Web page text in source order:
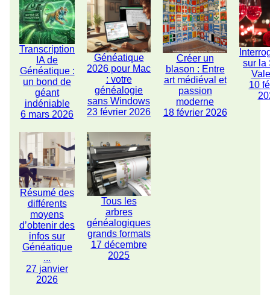
Transcription
IA de
Généatique :
un bond de
géant
indéniable
6 mars 2026
Généatique
2026 pour Mac
: votre
généalogie
sans Windows
23 février 2026
Créer un
blason : Entre
art médiéval et
passion
moderne
18 février 2026
sur la
10
Résumé des
différents
moyens
d’obtenir des
infos sur
Généatique
...
27 janvier
2026
Tous les
arbres
généalogiques
grands formats
17 décembre
2025